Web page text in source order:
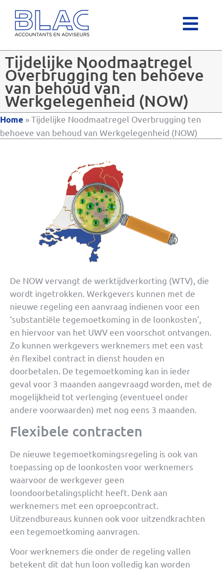
Tijdelijke Noodmaatregel
Overbrugging ten behoeve
van behoud van
Werkgelegenheid (NOW)
Home »Tijdelijke Noodmaatregel Overbrugging ten
behoeve van behoud van Werkgelegenheid (NOW)
De NOW vervangt de werktijdverkorting (WTV), die
wordt ingetrokken. Werkgevers kunnen met de
nieuwe regeling een aanvraag indienen voor een
‘substantiële tegemoetkoming in de loonkosten’,
en hiervoor van het UWV een voorschot ontvangen.
Zo kunnen werkgevers werknemers met een vast
én flexibel contract in dienst houden en
doorbetalen. De tegemoetkoming kan in ieder
geval voor 3 maanden aangevraagd worden, met de
mogelijkheid tot verlenging (eventueel onder
andere voorwaarden) met nog eens 3 maanden.
Flexibele contracten
De nieuwe tegemoetkomingsregeling is ook van
toepassing op de loonkosten voor werknemers
waarvoor de werkgever geen
loondoorbetalingsplicht heeft. Denk aan
werknemers met een oproepcontract.
Uitzendbureaus kunnen ook voor uitzendkrachten
een tegemoetkoming aanvragen.
Voor werknemers die onder de regeling vallen
betekent dit dat hun loon volledig kan worden